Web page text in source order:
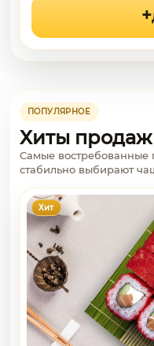
ПОПУЛЯРНОЕ
Хиты продаж
Самые востребованные
стабильно выбирают
Хит